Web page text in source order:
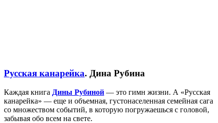
Русская канарейка. Дина Рубина
Каждая книга Дины Рубиной — это гимн жизни. А «Русская
канарейка» — еще и объемная, густонаселенная семейная сага
со множеством событий, в которую погружаешься с головой,
забывая обо всем на свете.